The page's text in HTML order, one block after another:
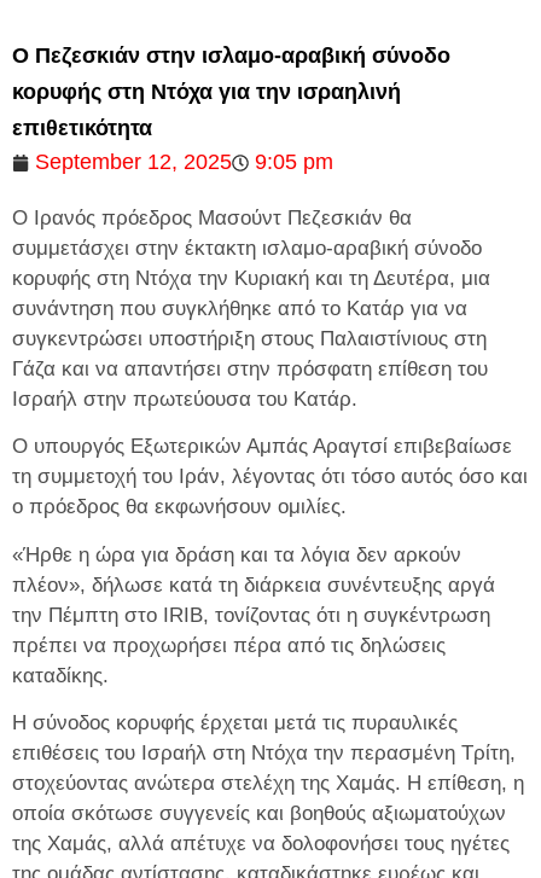
Ο Πεζεσκιάν στην ισλαμο-αραβική σύνοδο
κορυφής στη Ντόχα για την ισραηλινή
επιθετικότητα
September 12, 2025
9:05 pm
Ο Ιρανός πρόεδρος Μασούντ Πεζεσκιάν θα
συμμετάσχει στην έκτακτη ισλαμο-αραβική σύνοδο
κορυφής στη Ντόχα την Κυριακή και τη Δευτέρα, μια
συνάντηση που συγκλήθηκε από το Κατάρ για να
συγκεντρώσει υποστήριξη στους Παλαιστίνιους στη
Γάζα και να απαντήσει στην πρόσφατη επίθεση του
Ισραήλ στην πρωτεύουσα του Κατάρ.
Ο υπουργός Εξωτερικών Αμπάς Αραγτσί επιβεβαίωσε
τη συμμετοχή του Ιράν, λέγοντας ότι τόσο αυτός όσο και
ο πρόεδρος θα εκφωνήσουν ομιλίες.
«Ήρθε η ώρα για δράση και τα λόγια δεν αρκούν
πλέον», δήλωσε κατά τη διάρκεια συνέντευξης αργά
την Πέμπτη στο IRIB, τονίζοντας ότι η συγκέντρωση
πρέπει να προχωρήσει πέρα ​​από τις δηλώσεις
καταδίκης.
Η σύνοδος κορυφής έρχεται μετά τις πυραυλικές
επιθέσεις του Ισραήλ στη Ντόχα την περασμένη Τρίτη,
στοχεύοντας ανώτερα στελέχη της Χαμάς. Η επίθεση, η
οποία σκότωσε συγγενείς και βοηθούς αξιωματούχων
της Χαμάς, αλλά απέτυχε να δολοφονήσει τους ηγέτες